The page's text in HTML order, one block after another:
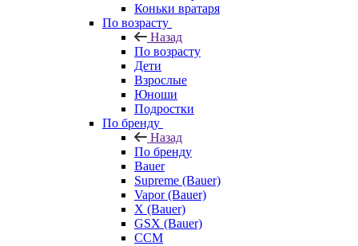
Коньки вратаря
По возрасту
Назад
По возрасту
Дети
Взрослые
Юноши
Подростки
По бренду
Назад
По бренду
Bauer
Supreme (Bauer)
Vapor (Bauer)
X (Bauer)
GSX (Bauer)
CCM